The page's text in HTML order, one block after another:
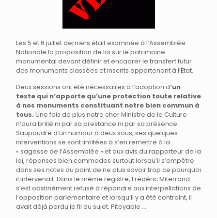
Les 5 et 6 juillet derniers était examinée à l’Assemblée
Nationale la proposition de loi sur le patrimoine
monumental devant définir et encadrer le transfert futur
des monuments classées et inscrits appartenant à l’État.
Deux sessions ont été nécessaires à l’adoption d‘un
texte qui n’apporte qu’une protection toute relative
à nos monuments constituant notre bien commun à
tous. Une fois de plus notre cher Ministre de la Culture
n’aura brillé ni par sa prestance ni par sa présence.
Saupoudré d’un humour à deux sous, ses quelques
interventions se sont limitées à s’en remettre à la
« sagesse de l’Assemblée » et aux avis du rapporteur de la
loi, réponses bien commodes surtout lorsqu’il s’empêtre
dans ses notes au point de ne plus savoir trop ce pourquoi
il intervenait. Dans le même registre, Frédéric Miterrand
s’est obstinément refusé à répondre aux interpellations de
l’opposition parlementaire et lorsqu’il y a été contraint, il
avait déjà perdu le fil du sujet. Pitoyable …